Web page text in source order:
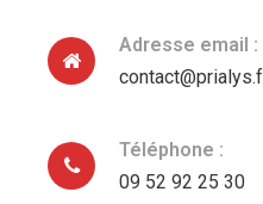
Adresse email :
Téléphone :
09 52 92 25 30